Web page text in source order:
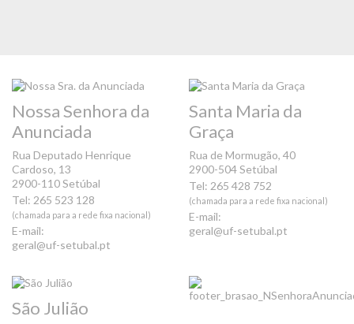
Nossa Senhora da
Anunciada
Rua Deputado Henrique
Cardoso, 13
2900-110 Setúbal
Tel: 265 523 128
(chamada para a rede fixa nacional)
E-mail:
geral@uf-setubal.pt
Santa Maria da
Graça
Rua de Mormugão, 40
2900-504 Setúbal
Tel: 265 428 752
(chamada para a rede fixa nacional)
E-mail:
geral@uf-setubal.pt
São Julião